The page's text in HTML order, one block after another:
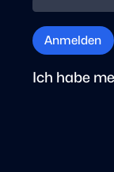
Anmelden
Ich habe